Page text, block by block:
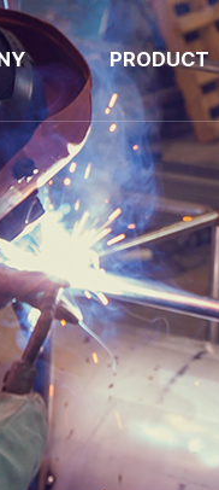
PRODUCT